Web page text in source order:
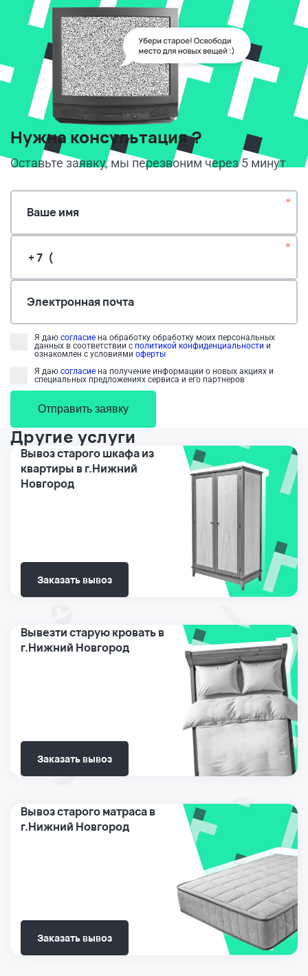
Нужна консультация ?
Оставьте заявку, мы перезвоним через 5 минут
Ваше имя
*
*
Электронная почта
Я даю согласие на обработку обработку моих персональных
данных в соответствии с политикой конфиденциальности и
ознакомлен с условиями оферты
Я даю согласие на получение информации о новых акциях и
специальных предложениях сервиса и его партнеров
Отправить заявку
Другие услуги
Вывоз старого шкафа из
квартиры в г.Нижний
Новгород
Заказать вывоз
Вывезти старую кровать в
г.Нижний Новгород
Заказать вывоз
Вывоз старого матраса в
г.Нижний Новгород
Заказать вывоз